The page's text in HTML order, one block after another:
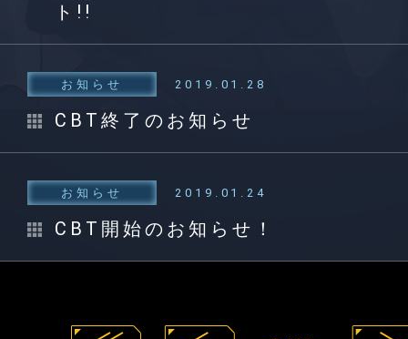
ト!!
お知らせ 2019.01.28
CBT終了のお知らせ
お知らせ 2019.01.24
CBT開始のお知らせ！